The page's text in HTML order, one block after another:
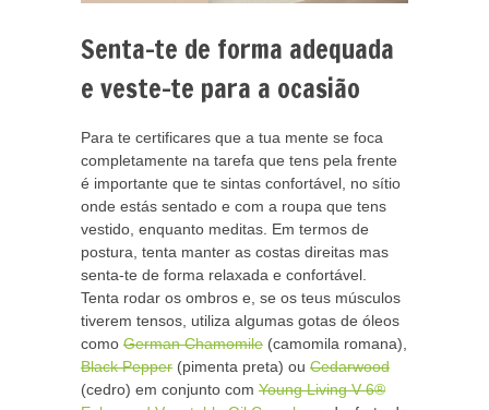
Senta-te de forma adequada
e veste-te para a ocasião
Para te certificares que a tua mente se foca
completamente na tarefa que tens pela frente
é importante que te sintas confortável, no sítio
onde estás sentado e com a roupa que tens
vestido, enquanto meditas. Em termos de
postura, tenta manter as costas direitas mas
senta-te de forma relaxada e confortável.
Tenta rodar os ombros e, se os teus músculos
tiverem tensos, utiliza algumas gotas de óleos
como German Chamomile (camomila romana),
Black Pepper (pimenta preta) ou Cedarwood
(cedro) em conjunto com Young Living V-6®